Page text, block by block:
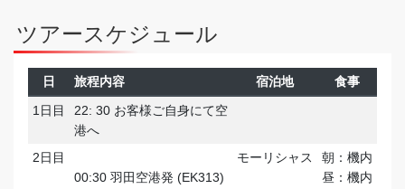
ツアースケジュール
日 旅程内容 宿泊地
食事
1日目
22: 30 お客様ご自身にて空
港へ
2日目
00:30 羽田空港発 (EK313)
モーリシャス
朝：機内
昼：機内